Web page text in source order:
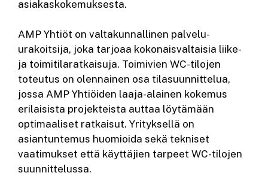
asiakaskokemuksesta.
AMP Yhtiöt on valtakunnallinen palvelu-
urakoitsija, joka tarjoaa kokonaisvaltaisia liike-
ja toimitilaratkaisuja. Toimivien WC-tilojen
toteutus on olennainen osa tilasuunnittelua,
jossa AMP Yhtiöiden laaja-alainen kokemus
erilaisista projekteista auttaa löytämään
optimaaliset ratkaisut. Yrityksellä on
asiantuntemus huomioida sekä tekniset
vaatimukset että käyttäjien tarpeet WC-tilojen
suunnittelussa.